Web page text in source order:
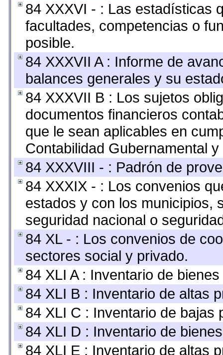
84 XXXVI - : Las estadísticas
facultades, competencias o
posible.
84 XXXVII A : Informe de
balances generales y su
84 XXXVII B : Los sujetos
documentos financieros
que le sean aplicables en
Contabilidad Gubernamental
84 XXXVIII - : Padrón de
84 XXXIX - : Los convenios
estados y con los municipios,
seguridad nacional o
84 XL - : Los convenios de
sectores social y privado.
84 XLI A : Inventario de
84 XLI B : Inventario de altas
84 XLI C : Inventario de bajas
84 XLI D : Inventario de
84 XLI E : Inventario de altas